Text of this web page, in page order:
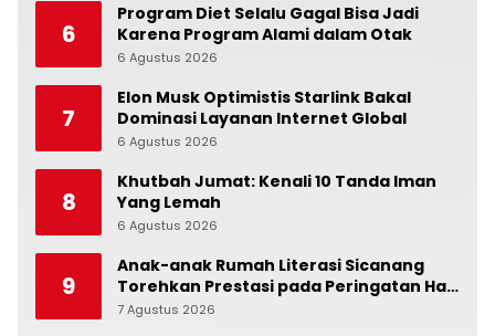
6
Program Diet Selalu Gagal Bisa Jadi
Karena Program Alami dalam Otak
6 Agustus 2026
7
Elon Musk Optimistis Starlink Bakal
Dominasi Layanan Internet Global
6 Agustus 2026
8
Khutbah Jumat: Kenali 10 Tanda Iman
Yang Lemah
6 Agustus 2026
9
Anak-anak Rumah Literasi Sicanang
Torehkan Prestasi pada Peringatan Hari
Anak Nasional di Kecamatan Medan
7 Agustus 2026